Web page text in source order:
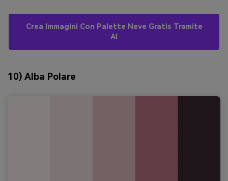
Crea Immagini Con Palette Neve Gratis Tramite
AI
10) Alba Polare